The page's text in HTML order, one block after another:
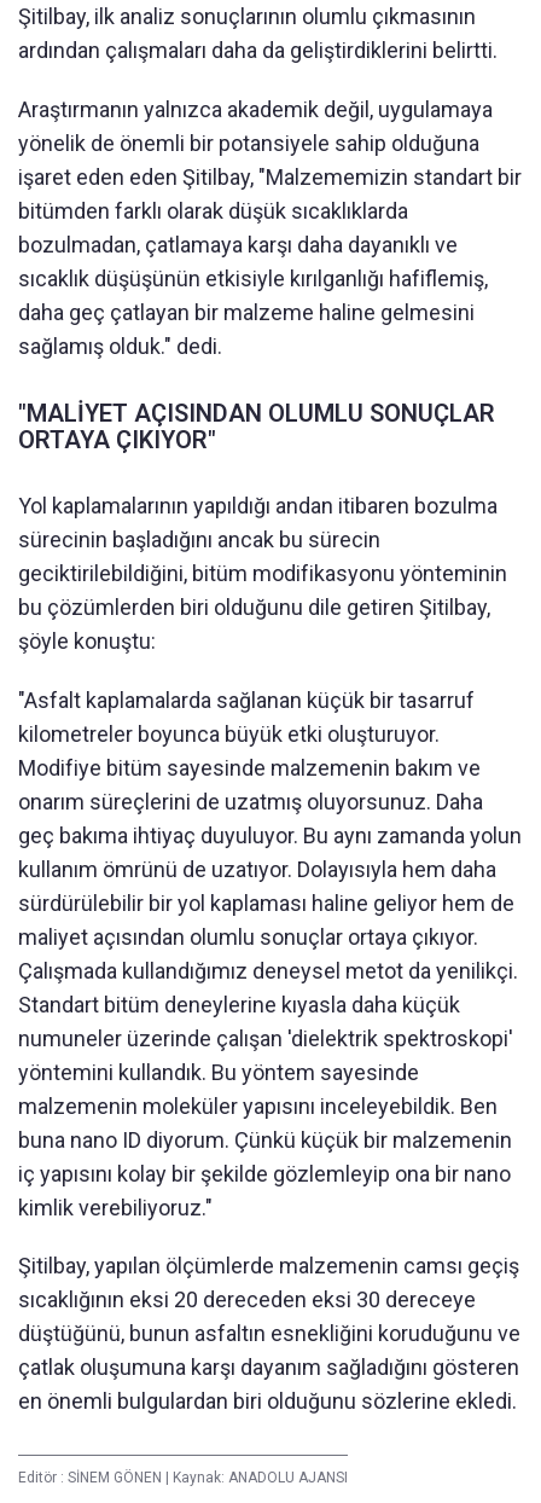
Şitilbay, ilk analiz sonuçlarının olumlu çıkmasının
ardından çalışmaları daha da geliştirdiklerini belirtti.
Araştırmanın yalnızca akademik değil, uygulamaya
yönelik de önemli bir potansiyele sahip olduğuna
işaret eden eden Şitilbay, "Malzememizin standart bir
bitümden farklı olarak düşük sıcaklıklarda
bozulmadan, çatlamaya karşı daha dayanıklı ve
sıcaklık düşüşünün etkisiyle kırılganlığı hafiflemiş,
daha geç çatlayan bir malzeme haline gelmesini
sağlamış olduk." dedi.
"MALİYET AÇISINDAN OLUMLU SONUÇLAR
ORTAYA ÇIKIYOR"
Yol kaplamalarının yapıldığı andan itibaren bozulma
sürecinin başladığını ancak bu sürecin
geciktirilebildiğini, bitüm modifikasyonu yönteminin
bu çözümlerden biri olduğunu dile getiren Şitilbay,
şöyle konuştu:
"Asfalt kaplamalarda sağlanan küçük bir tasarruf
kilometreler boyunca büyük etki oluşturuyor.
Modifiye bitüm sayesinde malzemenin bakım ve
onarım süreçlerini de uzatmış oluyorsunuz. Daha
geç bakıma ihtiyaç duyuluyor. Bu aynı zamanda yolun
kullanım ömrünü de uzatıyor. Dolayısıyla hem daha
sürdürülebilir bir yol kaplaması haline geliyor hem de
maliyet açısından olumlu sonuçlar ortaya çıkıyor.
Çalışmada kullandığımız deneysel metot da yenilikçi.
Standart bitüm deneylerine kıyasla daha küçük
numuneler üzerinde çalışan 'dielektrik spektroskopi'
yöntemini kullandık. Bu yöntem sayesinde
malzemenin moleküler yapısını inceleyebildik. Ben
buna nano ID diyorum. Çünkü küçük bir malzemenin
iç yapısını kolay bir şekilde gözlemleyip ona bir nano
kimlik verebiliyoruz."
Şitilbay, yapılan ölçümlerde malzemenin camsı geçiş
sıcaklığının eksi 20 dereceden eksi 30 dereceye
düştüğünü, bunun asfaltın esnekliğini koruduğunu ve
çatlak oluşumuna karşı dayanım sağladığını gösteren
en önemli bulgulardan biri olduğunu sözlerine ekledi.
Editör : SİNEM GÖNEN | Kaynak: ANADOLU AJANSI